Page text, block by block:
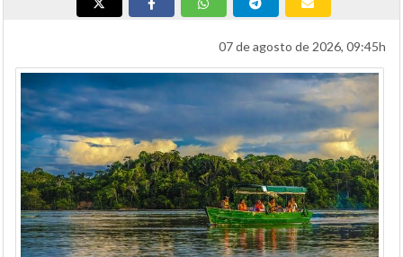
07 de agosto de 2026, 09:45h